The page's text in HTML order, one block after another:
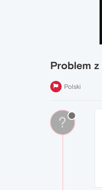
Problem z
Polski
?